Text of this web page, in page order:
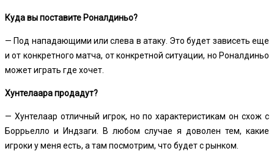
Куда вы поставите Роналдиньо?
— Под нападающими или слева в атаку. Это будет зависеть еще
и от конкретного матча, от конкретной ситуации, но Роналдиньо
может играть где хочет.
Хунтелаара продадут?
— Хунтелаар отличный игрок, но по характеристикам он схож с
Боррьелло и Индзаги. В любом случае я доволен тем, какие
игроки у меня есть, а там посмотрим, что будет с рынком.